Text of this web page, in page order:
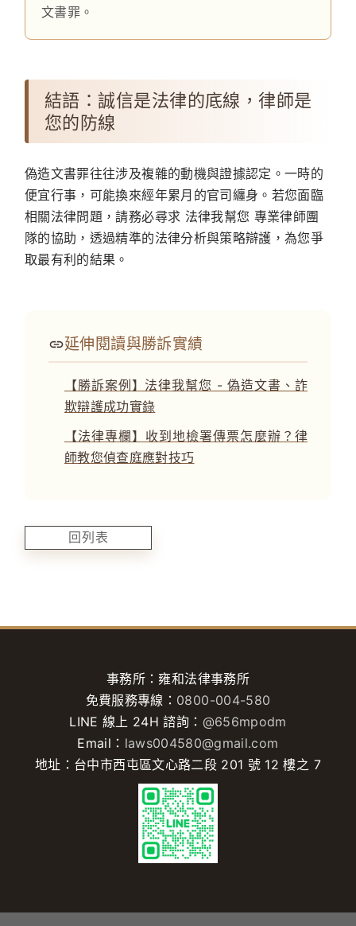
文書罪。
結語：誠信是法律的底線，律師是
您的防線
偽造文書罪往往涉及複雜的動機與證據認定。一時的
便宜行事，可能換來經年累月的官司纏身。若您面臨
相關法律問題，請務必尋求 法律我幫您 專業律師團
隊的協助，透過精準的法律分析與策略辯護，為您爭
取最有利的結果。
延伸閱讀與勝訴實績
【勝訴案例】法律我幫您 - 偽造文書、詐
欺辯護成功實錄
【法律專欄】收到地檢署傳票怎麼辦？律
師教您偵查庭應對技巧
回列表
事務所：雍和法律事務所
免費服務專線： 0800-004-580
LINE 線上 24H 諮詢： @656mpodm
Email： laws004580@gmail.com
地址：台中市西屯區文心路二段 201 號 12 樓之 7